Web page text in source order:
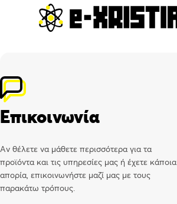
Επικοινωνία
Αν θέλετε να μάθετε περισσότερα για τα
προϊόντα και τις υπηρεσίες μας ή έχετε κάποια
απορία, επικοινωνήστε μαζί μας με τους
παρακάτω τρόπους.